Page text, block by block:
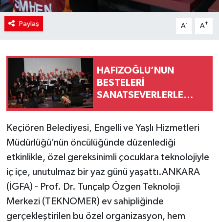
Paylaş A- A+
HAFIZOĞLU’NUN
BESTELERİ
SANATSEVERLERLE
Keçiören Belediyesi, Engelli ve Yaşlı Hizmetleri
Müdürlüğü’nün öncülüğünde düzenlediği
etkinlikle, özel gereksinimli çocuklara teknolojiyle
iç içe, unutulmaz bir yaz günü yaşattı.ANKARA
(İGFA) - Prof. Dr. Tunçalp Özgen Teknoloji
Merkezi (TEKNOMER) ev sahipliğinde
gerçekleştirilen bu özel organizasyon, hem